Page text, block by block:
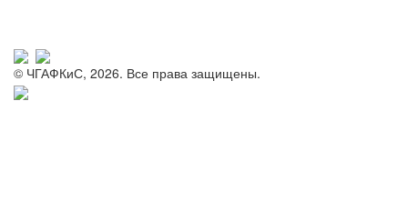
© ЧГАФКиС, 2026. Все права защищены.